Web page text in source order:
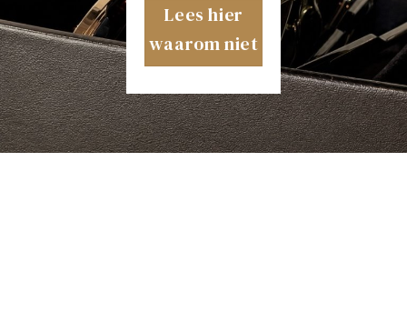
Lees hier
waarom niet